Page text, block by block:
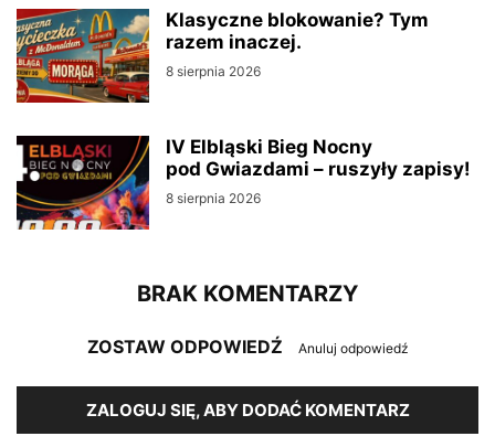
Klasyczne blokowanie? Tym
razem inaczej.
8 sierpnia 2026
IV Elbląski Bieg Nocny
pod Gwiazdami – ruszyły zapisy!
8 sierpnia 2026
BRAK KOMENTARZY
ZOSTAW ODPOWIEDŹ Anuluj odpowiedź
ZALOGUJ SIĘ, ABY DODAĆ KOMENTARZ